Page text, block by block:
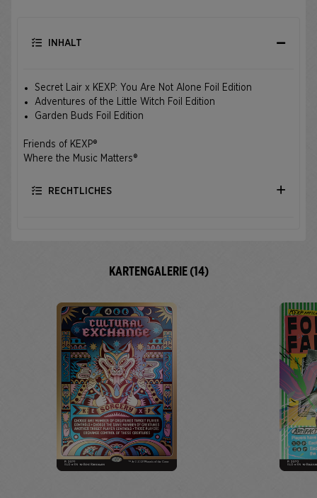
INHALT
Secret Lair x KEXP: You Are Not Alone Foil Edition
Adventures of the Little Witch Foil Edition
Garden Buds Foil Edition
Friends of KEXP®
Where the Music Matters®
RECHTLICHES
KARTENGALERIE (14)